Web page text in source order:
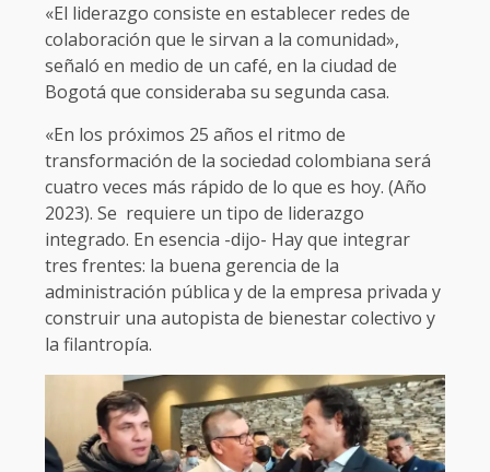
«El liderazgo consiste en establecer redes de
colaboración que le sirvan a la comunidad»,
señaló en medio de un café, en la ciudad de
Bogotá que consideraba su segunda casa.
«En los próximos 25 años el ritmo de
transformación de la sociedad colombiana será
cuatro veces más rápido de lo que es hoy. (Año
2023). Se requiere un tipo de liderazgo
integrado. En esencia -dijo- Hay que integrar
tres frentes: la buena gerencia de la
administración pública y de la empresa privada y
construir una autopista de bienestar colectivo y
la filantropía.